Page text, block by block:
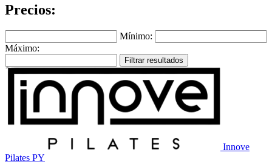
Precios:
Mínimo:
Máximo:
Filtrar resultados
Innove
Pilates PY